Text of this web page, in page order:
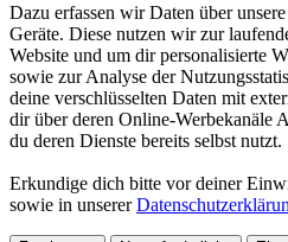
Dazu erfassen wir Daten über
Geräte. Diese nutzen wir zur
Website und um dir personalisierte
sowie zur Analyse der
deine verschlüsselten Daten mit
dir über deren Online-Werbekanäle
du deren Dienste bereits selbst nutzt.
Erkundige dich bitte vor deiner
sowie in unserer